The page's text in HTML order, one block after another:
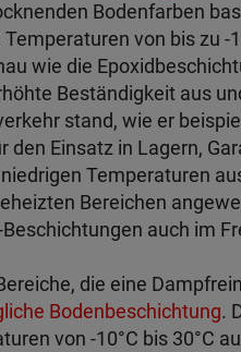
Bodenfarben
von bis zu -
wie die
Beständigkeit aus
stand, wie er
Einsatz in Lagern,
Temperaturen
Bereichen
auch im
die eine
Bodenbeschichtung.
von -10°C bis 30°C